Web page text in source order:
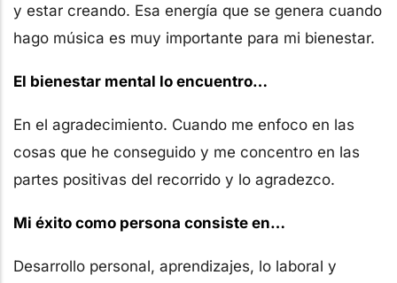
y estar creando. Esa energía que se genera cuando
hago música es muy importante para mi bienestar.
El bienestar mental lo encuentro…
En el agradecimiento. Cuando me enfoco en las
cosas que he conseguido y me concentro en las
partes positivas del recorrido y lo agradezco.
Mi éxito como persona consiste en…
Desarrollo personal, aprendizajes, lo laboral y